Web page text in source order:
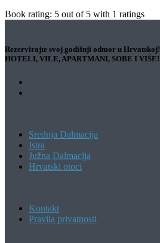
Book rating: 5 out of 5 with 1 ratings
Rezervirajte svoj godišnji odmor u Hrvatskoj!
HOTELI, VILE, APARTMANI, SOBE I VIŠE!
Srednja Dalmacija
Istra
Južna Dalmacija
Hrvatski otoci
Kontakt
Pravila privatnosti